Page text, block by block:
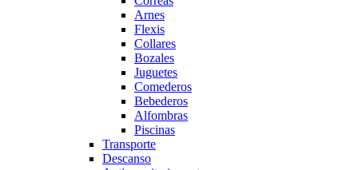
Arnes
Flexis
Collares
Bozales
Juguetes
Comederos
Bebederos
Alfombras
Piscinas
Transporte
Descanso